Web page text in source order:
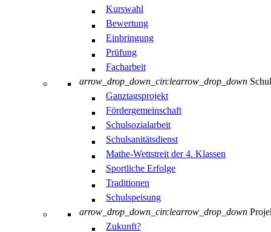
Kurswahl
Bewertung
Einbringung
Prüfung
Facharbeit
arrow_drop_down_circlearrow_drop_down
Ganztagsprojekt
Fördergemeinschaft
Schulsozialarbeit
Schulsanitätsdienst
Mathe-Wettstreit der 4. Klassen
Sportliche Erfolge
Traditionen
Schulspeisung
arrow_drop_down_circlearrow_drop_down
Zukunft?